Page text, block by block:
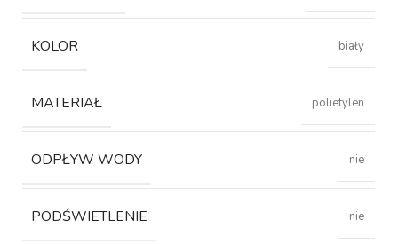
KOLOR biały
MATERIAŁ polietylen
ODPŁYW WODY nie
PODŚWIETLENIE nie